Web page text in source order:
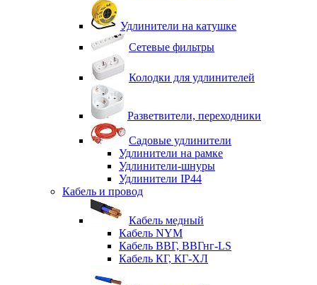
Удлинители на катушке
Сетевые фильтры
Колодки для удлинителей
Разветвители, переходники
Садовые удлинители
Удлинители на рамке
Удлинители-шнуры
Удлинители IP44
Кабель и провод
Кабель медный
Кабель NYM
Кабель ВВГ, ВВГнг-LS
Кабель КГ, КГ-ХЛ